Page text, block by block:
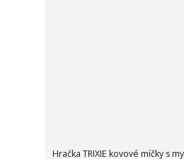
Hračka TRIXIE kovové míčky s